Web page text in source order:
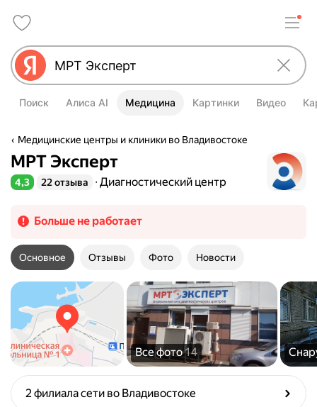
Поиск Алиса AI Медицина Картинки Видео
Медицинские центры и клиники во Владивостоке
МРТ Эксперт
Рейтинг 4,3 из 5
4,3 22 отзыва Диагностический центр
Больше не работает
Основное Отзывы Фото Новости
Все фото14
2 филиала сети во Владивостоке